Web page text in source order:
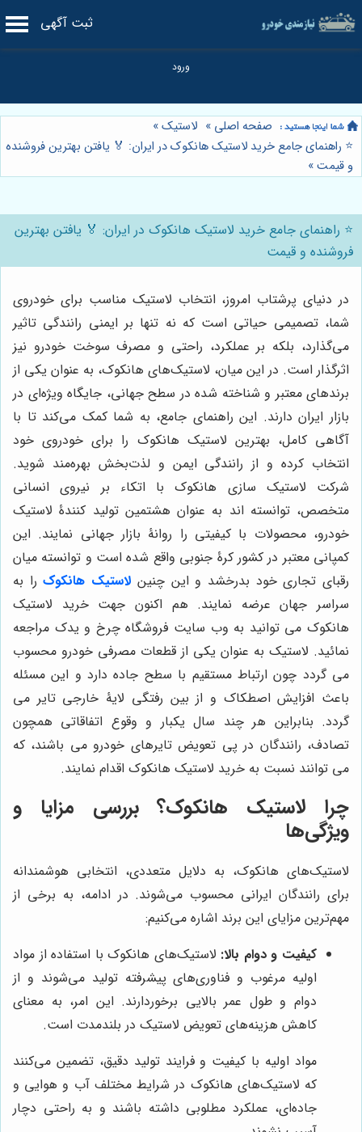
ثبت آگهی
صفحه اصلی » لاستیک»
⭐️ راهنمای جامع خرید لاستیک هانکوک در ایران: 🏅 یافتن بهترین فروشنده
و قیمت»
⭐️ راهنمای جامع خرید لاستیک هانکوک در ایران: 🏅 یافتن بهترین
فروشنده و قیمت
در دنیای پرشتاب امروز، انتخاب لاستیک مناسب برای خودروی
شما، تصمیمی حیاتی است که نه تنها بر ایمنی رانندگی تاثیر
می‌گذارد، بلکه بر عملکرد، راحتی و مصرف سوخت خودرو نیز
اثرگذار است. در این میان، لاستیک‌های هانکوک، به عنوان یکی از
برندهای معتبر و شناخته شده در سطح جهانی، جایگاه ویژه‌ای در
بازار ایران دارند. این راهنمای جامع، به شما کمک می‌کند تا با
آگاهی کامل، بهترین لاستیک هانکوک را برای خودروی خود
انتخاب کرده و از رانندگی ایمن و لذت‌بخش بهره‌مند شوید.
شرکت لاستیک سازی هانکوک با اتکاء بر نیروی انسانی
متخصص، توانسته اند به عنوان هشتمین تولید کنندۀ لاستیک
خودرو، محصولات با کیفیتی را روانۀ بازار جهانی نمایند. این
کمپانی معتبر در کشور کرۀ جنوبی واقع شده است و توانسته میان
رقبای تجاری خود بدرخشد و این چنین لاستیک هانکوکرا به
سراسر جهان عرضه نمایند. هم اکنون جهت خرید لاستیک
هانکوک می توانید به وب سایت فروشگاه چرخ و یدک مراجعه
نمائید. لاستیک به عنوان یکی از قطعات مصرفی خودرو محسوب
می گردد چون ارتباط مستقیم با سطح جاده دارد و این مسئله
باعث افزایش اصطکاک و از بین رفتگی لایۀ خارجی تایر می
گردد. بنابراین هر چند سال یکبار و وقوع اتفاقاتی همچون
تصادف، رانندگان در پی تعویض تایرهای خودرو می باشند، که
می توانند نسبت به خرید لاستیک هانکوک اقدام نمایند.
چرا لاستیک هانکوک؟ بررسی مزایا و
ویژگی‌ها
لاستیک‌های هانکوک، به دلایل متعددی، انتخابی هوشمندانه
برای رانندگان ایرانی محسوب می‌شوند. در ادامه، به برخی از
مهم‌ترین مزایای این برند اشاره می‌کنیم:
کیفیت و دوام بالا: لاستیک‌های هانکوک با استفاده از مواد
اولیه مرغوب و فناوری‌های پیشرفته تولید می‌شوند و از
دوام و طول عمر بالایی برخوردارند. این امر، به معنای
کاهش هزینه‌های تعویض لاستیک در بلندمدت است.
مواد اولیه با کیفیت و فرایند تولید دقیق، تضمین می‌کنند
که لاستیک‌های هانکوک در شرایط مختلف آب و هوایی و
جاده‌ای، عملکرد مطلوبی داشته باشند و به راحتی دچار